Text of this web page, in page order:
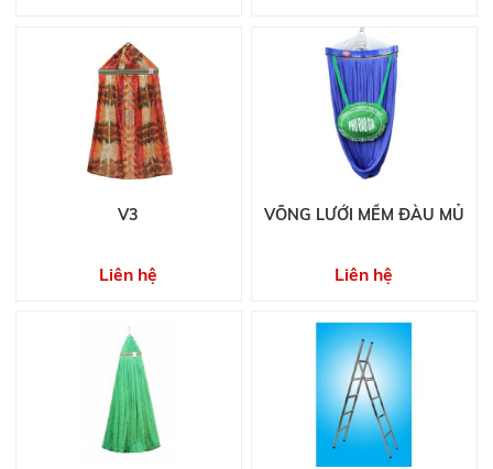
V3
Liên hệ
VÕNG LƯỚI MỀM ĐÀU MỦ
Liên hệ